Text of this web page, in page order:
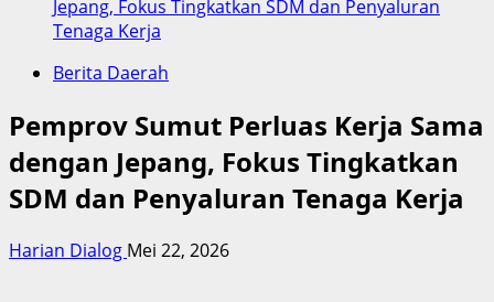
Jepang, Fokus Tingkatkan SDM dan Penyaluran
Tenaga Kerja
Berita Daerah
Pemprov Sumut Perluas Kerja Sama
dengan Jepang, Fokus Tingkatkan
SDM dan Penyaluran Tenaga Kerja
Harian Dialog Mei 22, 2026